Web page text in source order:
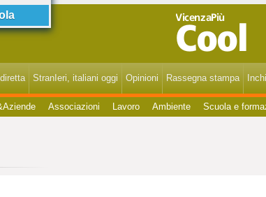
StranIeri, italiani oggi Opinioni Rassegna stampa
Associazioni Lavoro Ambiente Scuola e